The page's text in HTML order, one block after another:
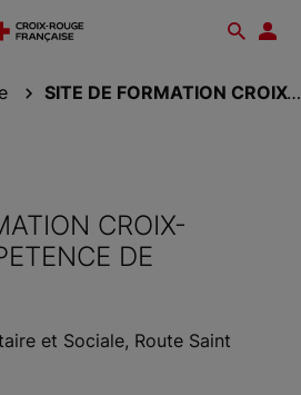
SITE DE FORMATION CROIX-ROUGE COMPETENCE DE...
CROIX-
DE
et Sociale, Route Saint